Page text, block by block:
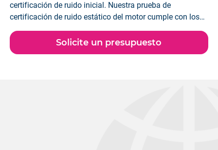
certificación de ruido inicial. Nuestra prueba de
certificación de ruido estático del motor cumple con los
requisitos y procedimientos establecidos por los
estándares de la industria.Solicite un presupuesto